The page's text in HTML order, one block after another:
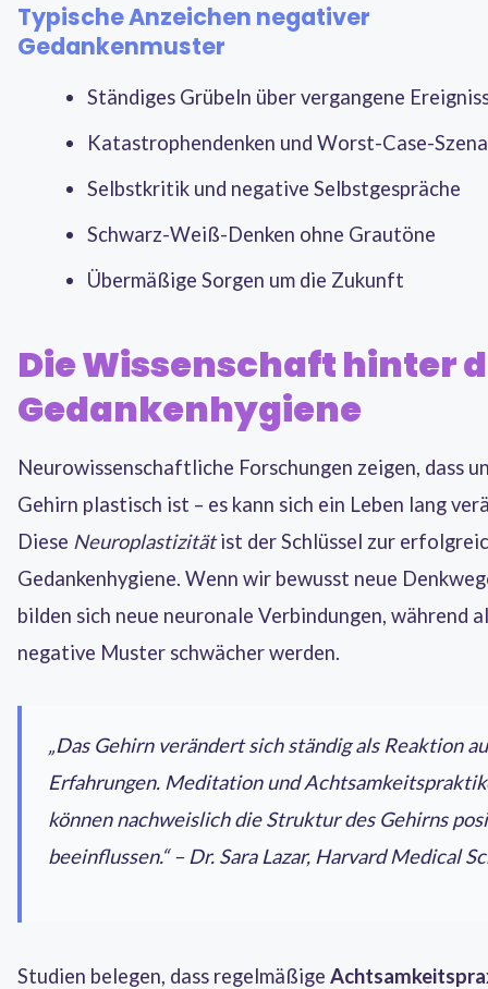
Typische Anzeichen negativer
Gedankenmuster
Ständiges Grübeln über vergangene
Katastrophendenken und Worst-Case-
Selbstkritik und negative Selbstgespräche
Schwarz-Weiß-Denken ohne Grautöne
Übermäßige Sorgen um die Zukunft
Die Wissenschaft hinter
Gedankenhygiene
Neurowissenschaftliche Forschungen zeigen, dass
Gehirn plastisch ist – es kann sich ein Leben lang
Diese Neuroplastizitätist der Schlüssel zur
Gedankenhygiene. Wenn wir bewusst neue
bilden sich neue neuronale Verbindungen, während
negative Muster schwächer werden.
„Das Gehirn verändert sich ständig als Reaktion
Erfahrungen. Meditation und
können nachweislich die Struktur des Gehirns
beeinflussen.“ – Dr. Sara Lazar, Harvard Medical
Studien belegen, dass regelmäßige